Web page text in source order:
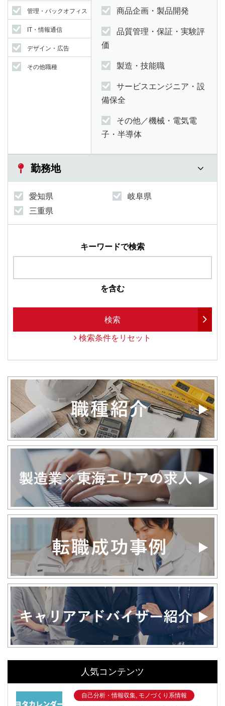
管理・バックオフィス
IT・情報通信
デザイン・広告
その他職種
商品企画・製品開発
品質管理・保証・実験評
価
製造・技能職
サービスエンジニア・設
備保全
その他／機械・電気電
子・半導体
勤務地
愛知県
岐阜県
三重県
キーワードで検索
を含む
検索
検索条件をリセット
人気コンテンツ
自己分析・情報収集, モノづくり系情報